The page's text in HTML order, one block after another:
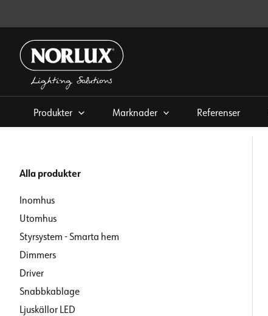
innehållet
Produkter Marknader Referenser
Alla produkter
Inomhus
Utomhus
Styrsystem - Smarta hem
Dimmers
Driver
Snabbkablage
Ljuskällor LED